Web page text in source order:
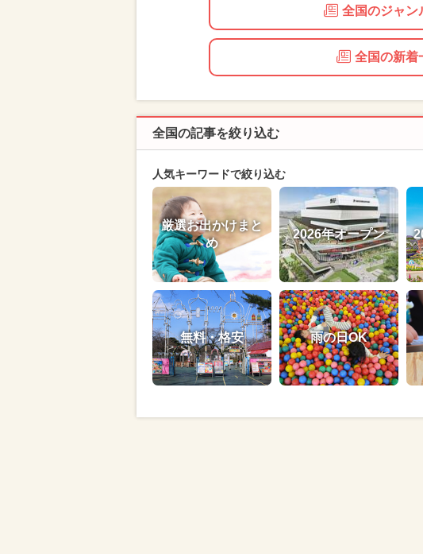
全国のジャン
全国の新着
全国の記事を絞り込む
人気キーワードで絞り込む
厳選お出かけまと
め
2026年オープン
無料・格安 雨の日OK